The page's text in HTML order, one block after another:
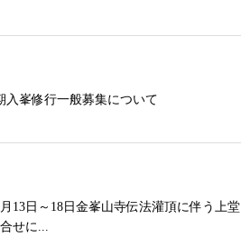
入峯修行一般募集について
13日～18日金峯山寺伝法灌頂に伴う上堂
せに...